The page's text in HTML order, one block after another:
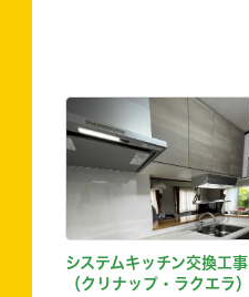
システムキッチン交換工事
（クリナップ・ラクエラ）